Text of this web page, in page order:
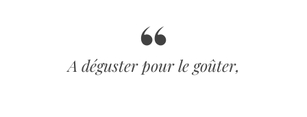
A déguster pour le goûter,